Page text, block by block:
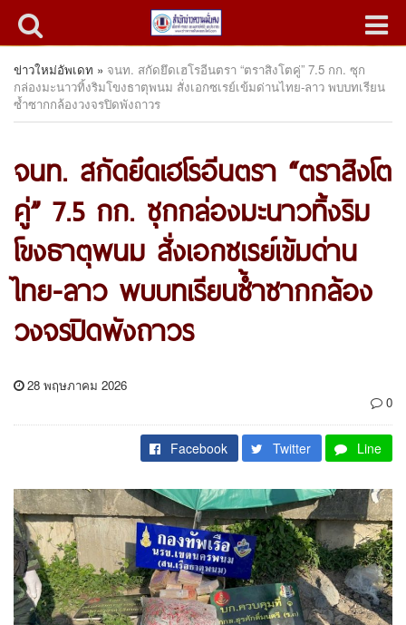
ข่าวใหม่อัพเดท » จนท. สกัดยึดเฮโรอีนตรา “ตราสิงโตคู่” 7.5 กก. ซุก
กล่องมะนาวทิ้งริมโขงธาตุพนม สั่งเอกซเรย์เข้มด่านไทย-ลาว พบบทเรียน
ซ้ำซากกล้องวงจรปิดพังถาวร
จนท. สกัดยึดเฮโรอีนตรา “ตราสิงโต
คู่” 7.5 กก. ซุกกล่องมะนาวทิ้งริม
โขงธาตุพนม สั่งเอกซเรย์เข้มด่าน
ไทย-ลาว พบบทเรียนซ้ำซากกล้อง
วงจรปิดพังถาวร
28 พฤษภาคม 2026
0
Facebook Twitter Line